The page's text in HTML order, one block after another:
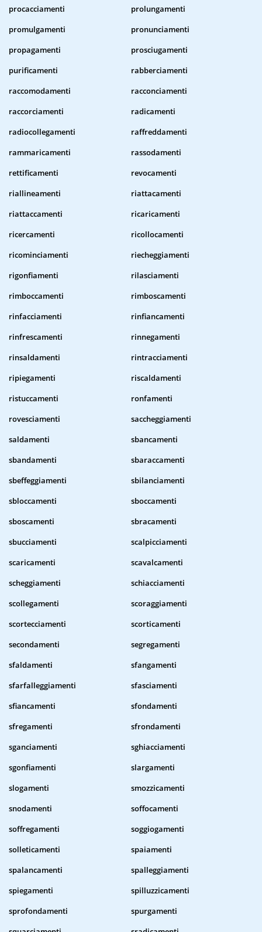
procacciamenti
prolungamenti
promulgamenti
pronunciamenti
propagamenti
prosciugamenti
purificamenti
rabberciamenti
raccomodamenti
racconciamenti
raccorciamenti
radicamenti
radiocollegamenti
raffreddamenti
rammaricamenti
rassodamenti
rettificamenti
revocamenti
riallineamenti
riattacamenti
riattaccamenti
ricaricamenti
ricercamenti
ricollocamenti
ricominciamenti
riecheggiamenti
rigonfiamenti
rilasciamenti
rimboccamenti
rimboscamenti
rinfacciamenti
rinfiancamenti
rinfrescamenti
rinnegamenti
rinsaldamenti
rintracciamenti
ripiegamenti
riscaldamenti
ristuccamenti
ronfamenti
rovesciamenti
saccheggiamenti
saldamenti
sbancamenti
sbandamenti
sbaraccamenti
sbeffeggiamenti
sbilanciamenti
sbloccamenti
sboccamenti
sboscamenti
sbracamenti
sbucciamenti
scalpicciamenti
scaricamenti
scavalcamenti
scheggiamenti
schiacciamenti
scollegamenti
scoraggiamenti
scortecciamenti
scorticamenti
secondamenti
segregamenti
sfaldamenti
sfangamenti
sfarfalleggiamenti
sfasciamenti
sfiancamenti
sfondamenti
sfregamenti
sfrondamenti
sganciamenti
sghiacciamenti
sgonfiamenti
slargamenti
slogamenti
smozzicamenti
snodamenti
soffocamenti
soffregamenti
soggiogamenti
solleticamenti
spaiamenti
spalancamenti
spalleggiamenti
spiegamenti
spilluzzicamenti
sprofondamenti
spurgamenti